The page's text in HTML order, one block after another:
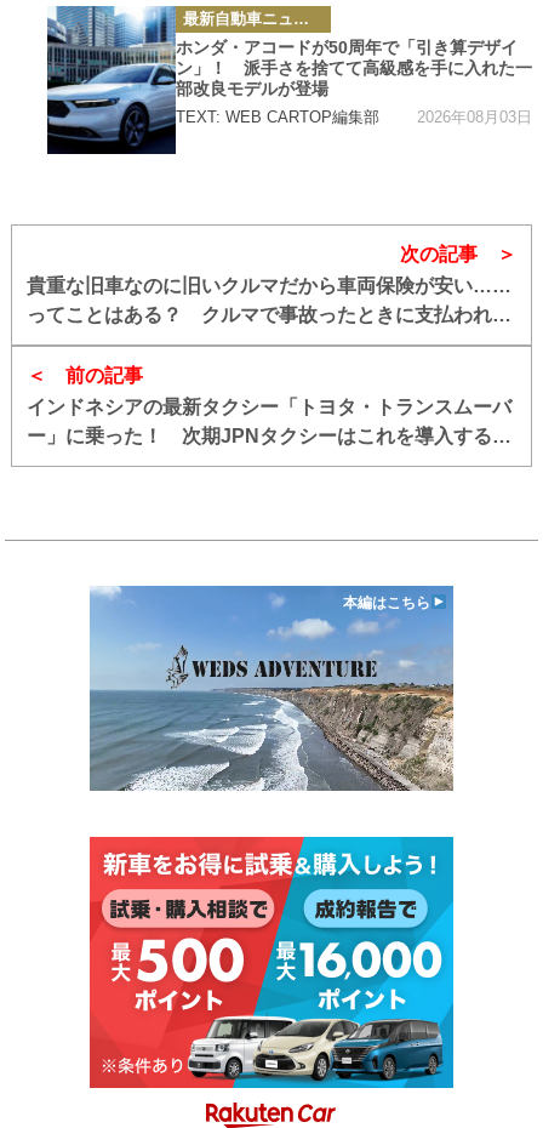
カ
テ
ゴ
リ
ー
最新自動車ニュース
ホンダ・アコードが50周年で「引き算デザイ
ン」！ 派手さを捨てて高級感を手に入れた一
部改良モデルが登場
TEXT: WEB CARTOP編集部 2026年08月03日
前の記事
インドネシアの最新タクシー「トヨタ・トランスムーバ
ー」に乗った！ 次期JPNタクシーはこれを導入するの
もアリ!!
次の記事
貴重な旧車なのに旧いクルマだから車両保険が安い……
ってことはある？ クルマで事故ったときに支払われる
「補償金額」はどう決まるのか
本編はこちら